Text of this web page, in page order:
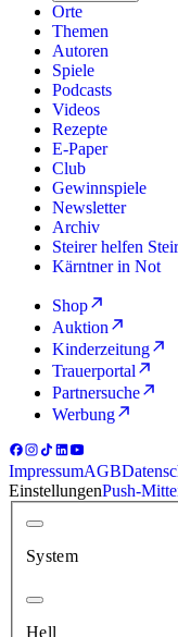
Orte
Themen
Autoren
Spiele
Podcasts
Videos
Rezepte
E-Paper
Club
Gewinnspiele
Newsletter
Archiv
Steirer helfen
Kärntner in Not
Shop
Auktion
Kinderzeitung
Trauerportal
Partnersuche
Werbung
ImpressumAGB
EinstellungenPush-
System
Hell